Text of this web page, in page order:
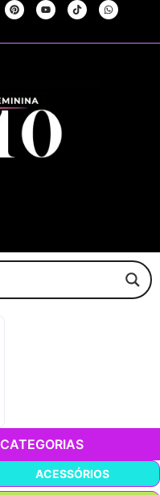
CATEGORIAS
ACESSÓRIOS